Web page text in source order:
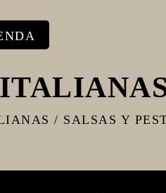
/ SALSAS Y